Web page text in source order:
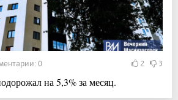
0 2 3
на 5,3% за месяц.